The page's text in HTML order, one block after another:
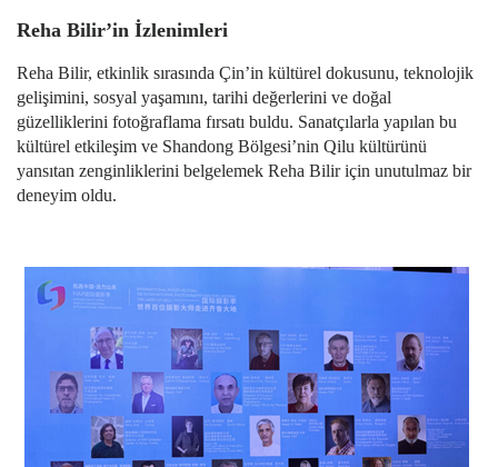
Reha Bilir’in İzlenimleri
Reha Bilir, etkinlik sırasında Çin’in kültürel dokusunu, teknolojik
gelişimini, sosyal yaşamını, tarihi değerlerini ve doğal
güzelliklerini fotoğraflama fırsatı buldu. Sanatçılarla yapılan bu
kültürel etkileşim ve Shandong Bölgesi’nin Qilu kültürünü
yansıtan zenginliklerini belgelemek Reha Bilir için unutulmaz bir
deneyim oldu.